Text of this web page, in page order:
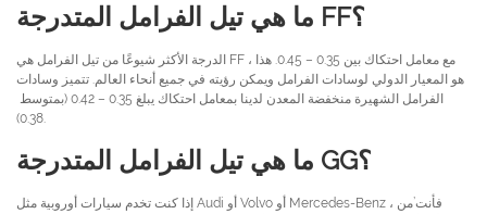
ما هي تيل الفرامل المتدرجة FF؟
الدرجة الأكثر شيوعًا من تيل الفرامل هي FF ، مع معامل احتكاك بين 0.35 – 0.45. هذا
هو المعيار الدولي لوسادات الفرامل ويمكن رؤيته في جميع أنحاء العالم. تتميز وسادات
0.38).
ما هي تيل الفرامل المتدرجة GG؟
إذا كنت تخدم سيارات أوروبية مثل Audi أو Volvo أو Mercedes-Benz ، فأنت’من